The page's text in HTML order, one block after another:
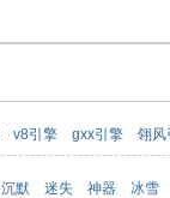
v8引擎 gxx引擎 翎风
沉默 迷失 神器 冰雪